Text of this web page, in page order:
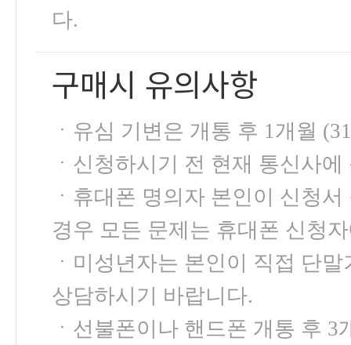
다.
구매시 유의사항
ㆍ유심 기변은 개통 후 1개월
ㆍ신청하시기 전 현재 통신사
ㆍ휴대폰 명의자 본인이 신청
경우 모든 문제는 휴대폰 신청
ㆍ미성년자는 본인이 직접 단
상담하시기 바랍니다.
ㆍ선불폰이나 핸드폰 개통 후